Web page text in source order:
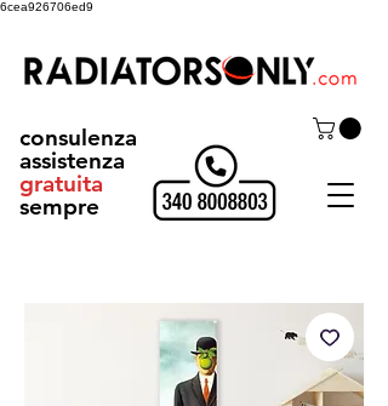
6cea926706ed9
consulenza
assistenza
gratuita
sempre